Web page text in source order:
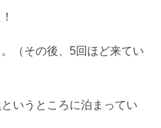
（その後、5回ほど来てい
というところに泊まってい